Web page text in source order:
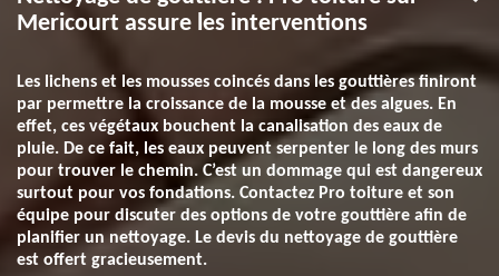
Mericourt assure les interventions
Les lichens et les mousses coincés dans les gouttières finiront
par permettre la croissance de la mousse et des algues. En
effet, ces végétaux bouchent la canalisation des eaux de
pluie. De ce fait, les eaux peuvent serpenter le long des murs
pour trouver le chemin. C’est un dommage qui est dangereux
surtout pour vos fondations. Contactez Pro toiture et son
équipe pour discuter des options de votre gouttière afin de
planifier un nettoyage. Le devis du nettoyage de gouttière
est offert gracieusement.